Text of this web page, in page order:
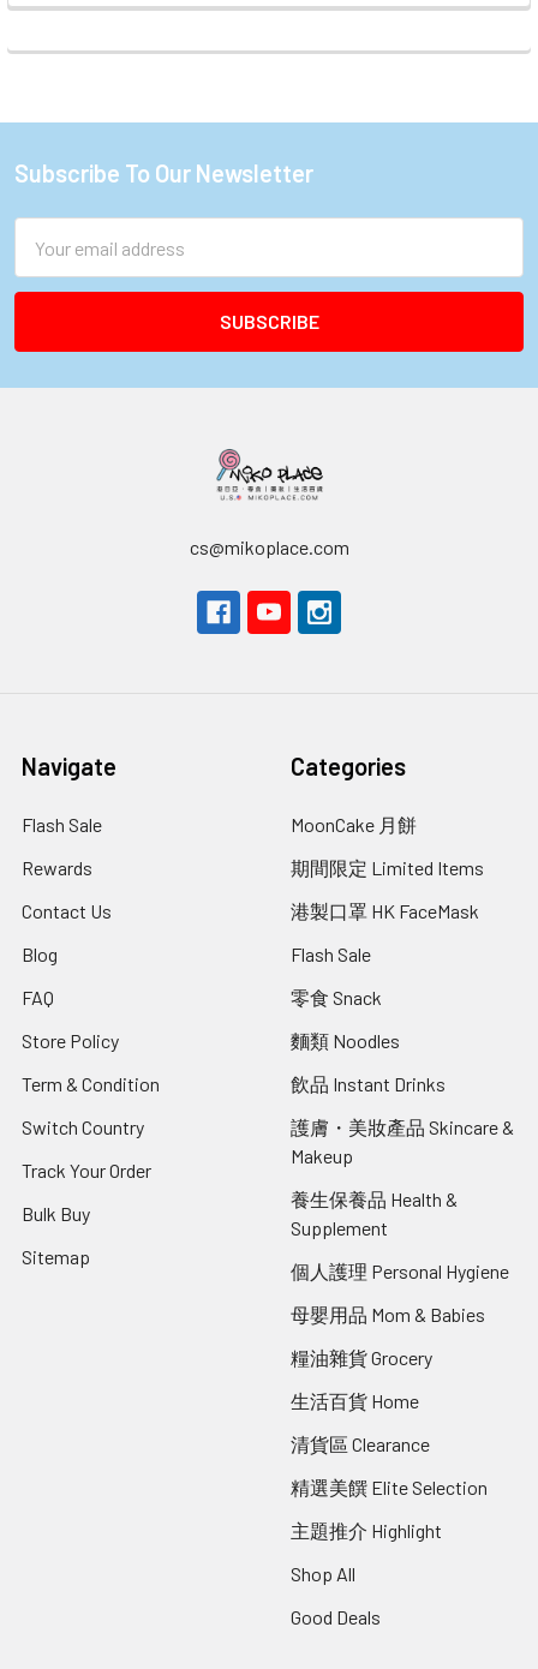
Footer
Subscribe To Our Newsletter
Address
cs@mikoplace.com
Navigate
Flash Sale
Rewards
Contact Us
Blog
FAQ
Store Policy
Term & Condition
Switch Country
Track Your Order
Bulk Buy
Sitemap
Categories
MoonCake 月餅
期間限定 Limited Items
港製口罩 HK FaceMask
Flash Sale
零食 Snack
麵類 Noodles
飲品 Instant Drinks
護膚・美妝產品 Skincare &
Makeup
養生保養品 Health &
Supplement
個人護理 Personal Hygiene
母嬰用品 Mom & Babies
糧油雜貨 Grocery
生活百貨 Home
清貨區 Clearance
精選美饌 Elite Selection
主題推介 Highlight
Shop All
Good Deals